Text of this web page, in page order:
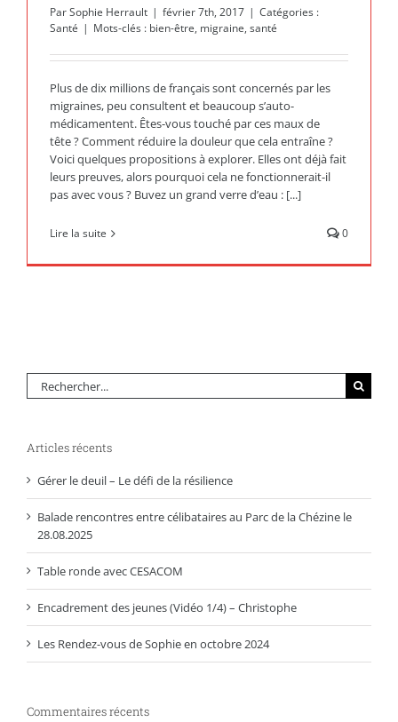
ParSophie Herrault | février 7th, 2017 | Catégories :
Santé | Mots-clés : bien-être, migraine, santé
Plus de dix millions de français sont concernés par les
migraines, peu consultent et beaucoup s’auto-
médicamentent. Êtes-vous touché par ces maux de
tête ? Comment réduire la douleur que cela entraîne ?
Voici quelques propositions à explorer. Elles ont déjà fait
leurs preuves, alors pourquoi cela ne fonctionnerait-il
pas avec vous ? Buvez un grand verre d’eau : [...]
Lire la suite 0
Rechercher:
Articles récents
Gérer le deuil – Le défi de la résilience
Balade rencontres entre célibataires au Parc de la Chézine le
28.08.2025
Table ronde avec CESACOM
Encadrement des jeunes (Vidéo 1/4) – Christophe
Les Rendez-vous de Sophie en octobre 2024
Commentaires récents